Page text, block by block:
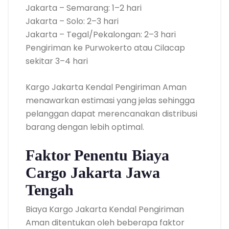
Jakarta – Semarang: 1–2 hari
Jakarta – Solo: 2–3 hari
Jakarta – Tegal/Pekalongan: 2–3 hari
Pengiriman ke Purwokerto atau Cilacap
sekitar 3–4 hari
Kargo Jakarta Kendal Pengiriman Aman
menawarkan estimasi yang jelas sehingga
pelanggan dapat merencanakan distribusi
barang dengan lebih optimal.
Faktor Penentu Biaya
Cargo Jakarta Jawa
Tengah
Biaya Kargo Jakarta Kendal Pengiriman
Aman ditentukan oleh beberapa faktor